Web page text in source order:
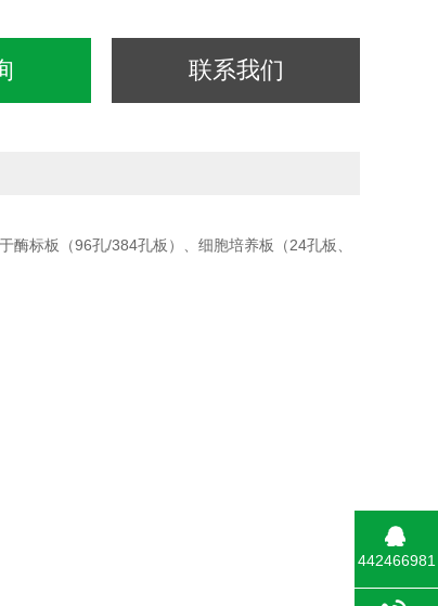
联系我们
标板（96孔/384孔板）、细胞培养板（24孔板、
442466981